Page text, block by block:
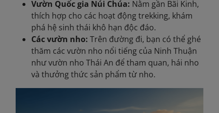
Vườn Quốc gia Núi Chúa: Nằm gần Bãi Kinh,
thích hợp cho các hoạt động trekking, khám
phá hệ sinh thái khô hạn độc đáo.
Các vườn nho: Trên đường đi, bạn có thể ghé
thăm các vườn nho nổi tiếng của Ninh Thuận
như vườn nho Thái An để tham quan, hái nho
và thưởng thức sản phẩm từ nho.